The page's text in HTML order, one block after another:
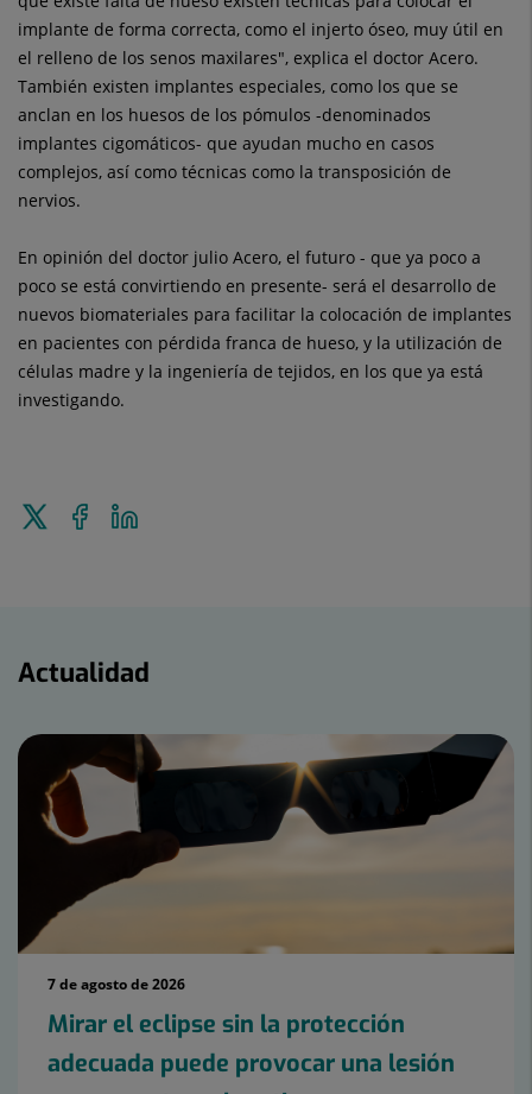
implante de forma correcta, como el injerto óseo, muy útil en
el relleno de los senos maxilares", explica el doctor Acero.
También existen implantes especiales, como los que se
anclan en los huesos de los pómulos -denominados
implantes cigomáticos- que ayudan mucho en casos
complejos, así como técnicas como la transposición de
nervios.
En opinión del doctor julio Acero, el futuro - que ya poco a
poco se está convirtiendo en presente- será el desarrollo de
nuevos biomateriales para facilitar la colocación de implantes
en pacientes con pérdida franca de hueso, y la utilización de
células madre y la ingeniería de tejidos, en los que ya está
investigando.
Enviar
Compartir
en
Actualidad
7 de agosto de 2026
Mirar el eclipse sin la protección
adecuada puede provocar una lesión